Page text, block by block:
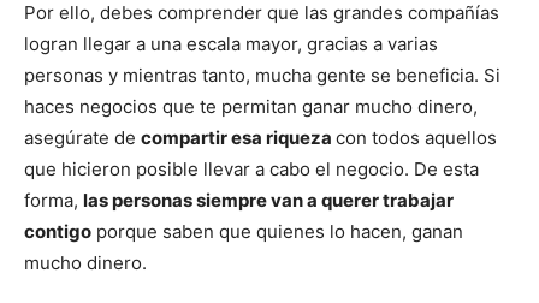
Por ello, debes comprender que las grandes compañías
logran llegar a una escala mayor, gracias a varias
personas y mientras tanto, mucha gente se beneficia. Si
haces negocios que te permitan ganar mucho dinero,
asegúrate de compartir esa riqueza con todos aquellos
que hicieron posible llevar a cabo el negocio. De esta
forma, las personas siempre van a querer trabajar
contigo porque saben que quienes lo hacen, ganan
mucho dinero.